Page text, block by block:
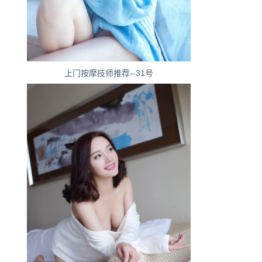
上门按摩技师推荐--31号